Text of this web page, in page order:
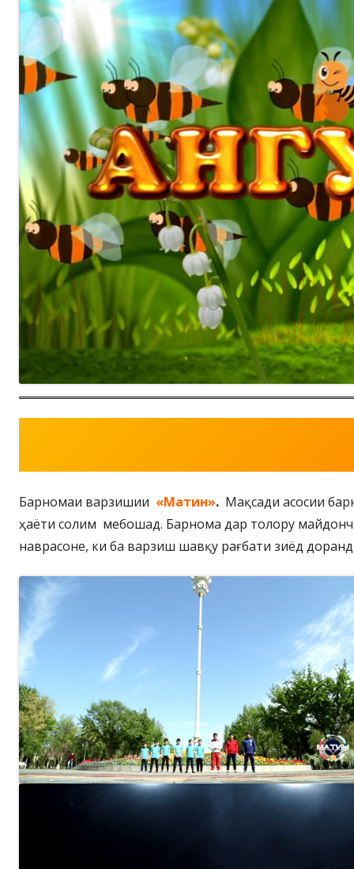
Барномаи варзишии «Матин». Мақсади асосии
ҳаёти солим мебошад. Барнома дар толору
наврасоне, ки ба варзиш шавқу рағбати зиёд